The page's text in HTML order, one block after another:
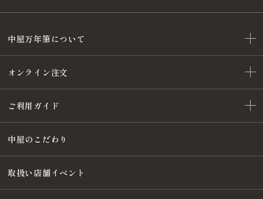
中屋万年筆について
オンライン注文
ご利用ガイド
中屋のこだわり
取扱い店舗イベント